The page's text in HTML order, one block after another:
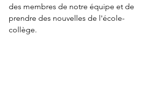
des membres de notre équipe et de
prendre des nouvelles de l'école-
collège.